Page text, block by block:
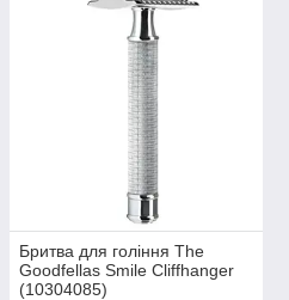
Бритва для гоління The
Goodfellas Smile Cliffhanger
(10304085)